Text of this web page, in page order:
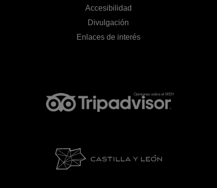
Accesibilidad
Divulgación
Enlaces de interés
Opiniones sobre el MEH